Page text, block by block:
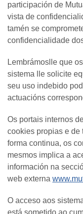
participación de
vista de
tamén se
confidencialidade
Lembrámoslle que
sistema lle solicite
seu uso indebido
actuacións
Os portais internos
cookies propias e de
forma continua, os
mesmos implica a
información na
web externa
O acceso aos